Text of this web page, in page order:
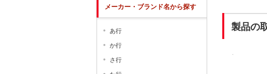
製品の
メーカー・ブランド名から探す
あ行
か行
さ行